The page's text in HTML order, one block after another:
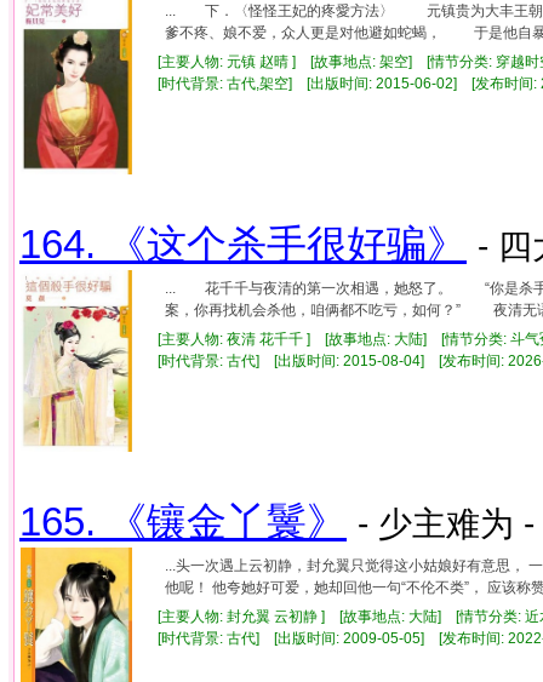
... 下．〈怪怪王妃的疼愛方法〉 元镇贵为大丰王
爹不疼、娘不爱，众人更是对他避如蛇蝎， 于是他自
[主要人物: 元镇 赵晴 ] [故事地点: 架空] [情节分类: 穿越时
[时代背景: 古代,架空] [出版时间: 2015-06-02] [发布时
164. 《这个杀手很好骗》 -
... 花千千与夜清的第一次相遇，她怒了。 “你是杀
案，你再找机会杀他，咱俩都不吃亏，如何？” 夜清无
[主要人物: 夜清 花千千 ] [故事地点: 大陆] [情节分类: 斗气
[时代背景: 古代] [出版时间: 2015-08-04] [发布时间:
165. 《镶金丫鬟》 - 少主难为
...头一次遇上云初静，封允翼只觉得这小姑娘好有意思，
他呢！ 他夸她好可爱，她却回他一句“不伦不类”， 应该称
[主要人物: 封允翼 云初静 ] [故事地点: 大陆] [情节分类: 近
[时代背景: 古代] [出版时间: 2009-05-05] [发布时间: